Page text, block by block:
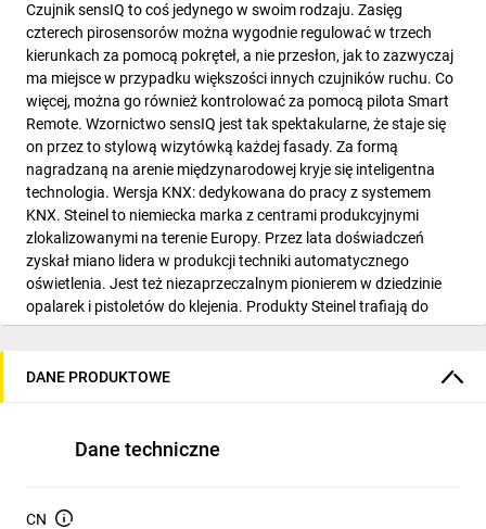
Czujnik sensIQ to coś jedynego w swoim rodzaju. Zasięg
czterech pirosensorów można wygodnie regulować w trzech
kierunkach za pomocą pokręteł, a nie przesłon, jak to zazwyczaj
ma miejsce w przypadku większości innych czujników ruchu. Co
więcej, można go również kontrolować za pomocą pilota Smart
Remote. Wzornictwo sensIQ jest tak spektakularne, że staje się
on przez to stylową wizytówką każdej fasady. Za formą
nagradzaną na arenie międzynarodowej kryje się inteligentna
technologia. Wersja KNX: dedykowana do pracy z systemem
KNX. Steinel to niemiecka marka z centrami produkcyjnymi
zlokalizowanymi na terenie Europy. Przez lata doświadczeń
zyskał miano lidera w produkcji techniki automatycznego
oświetlenia. Jest też niezaprzeczalnym pionierem w dziedzinie
opalarek i pistoletów do klejenia. Produkty Steinel trafiają do
klientów w ponad 90 krajach świata.Napięcie zasilania21-30
wykrywania300 °Kąt rozwarcia180 °Technika sensorowa11 poz.
ochrony (IP)IP54Klasa ochronnościIIDługość mm117Szerokość
DANE PRODUKTOWE
Dane techniczne
CN